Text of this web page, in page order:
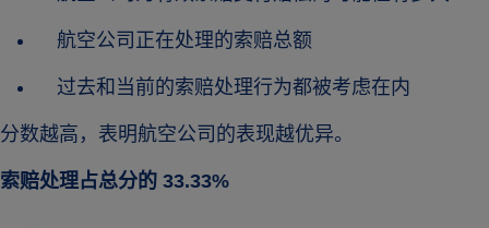
航空公司正在处理的索赔总额
过去和当前的索赔处理行为都被考虑在内
分数越高，表明航空公司的表现越优异。
索赔处理占总分的 33.33%